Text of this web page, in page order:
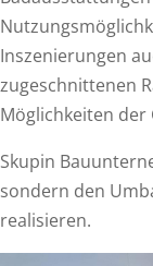
Inszenierungen
zugeschnittenen
Möglichkeiten der
Skupin
sondern den
realisieren.